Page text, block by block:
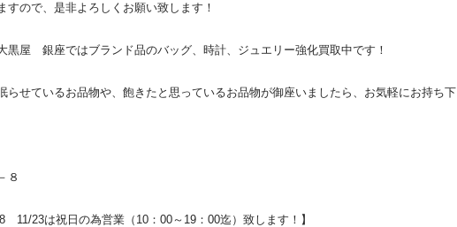
すので、是非よろしくお願い致します！
黒屋 銀座ではブランド品のバッグ、時計、ジュエリー強化買取中です！
らせているお品物や、飽きたと思っているお品物が御座いましたら、お気軽にお持ち下
８
23は祝日の為営業（10：00～19：00迄）致します！】